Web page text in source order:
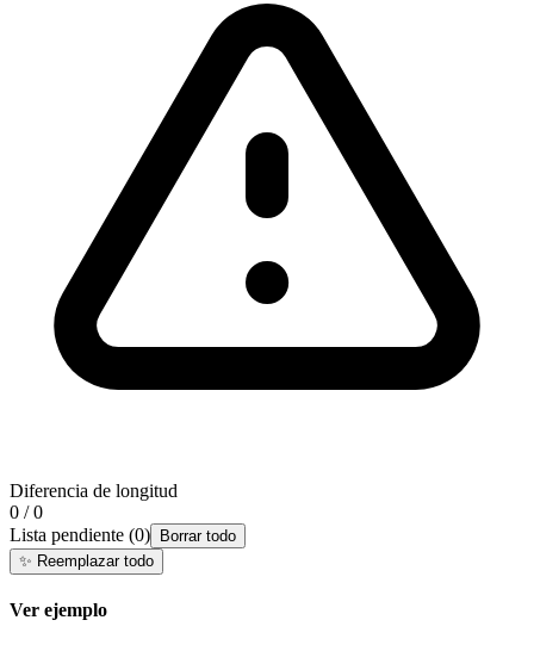
Diferencia de longitud
0 / 0
Lista pendiente (0)
Borrar todo
✨ Reemplazar todo
Ver ejemplo